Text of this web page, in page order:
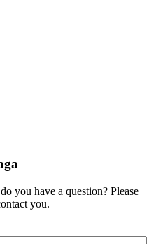
you have a question? Please
you.